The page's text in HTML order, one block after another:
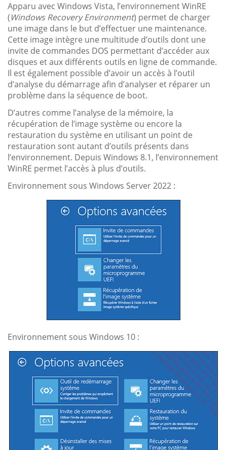
Apparu avec Windows Vista, l’environnement WinRE
(Windows Recovery Environment) permet de charger
une image dans le but d’effectuer une maintenance.
Cette image intègre une multitude d’outils dont une
invite de commandes DOS permettant d’accéder aux
disques et aux différents outils en ligne de commande.
Il est également possible d’avoir un accès à l’outil
d’analyse du démarrage afin d’analyser et réparer un
problème dans la séquence de boot.
D’autres comme l’analyse de la mémoire, la
récupération de l’image système ou encore la
restauration du système en utilisant un point de
restauration sont autant d’outils présents dans
l’environnement. Depuis Windows 8.1, l’environnement
WinRE permet l’accès à plus d’outils.
Environnement sous Windows Server 2022 :
Environnement sous Windows 10 :